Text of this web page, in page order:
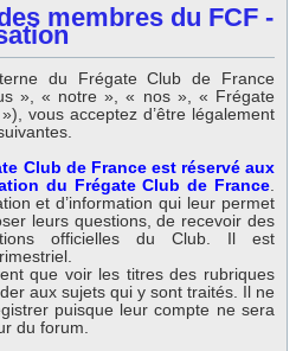
membres du FCF -
du Frégate Club de France
», « notre », « nos », « Frégate
vous acceptez d’être légalement
Club de France est réservé aux
du Frégate Club de France
et d’information qui leur permet
leurs questions, de recevoir des
officielles du Club. Il est
que voir les titres des rubriques
aux sujets qui y sont traités. Il ne
puisque leur compte ne sera
du forum.